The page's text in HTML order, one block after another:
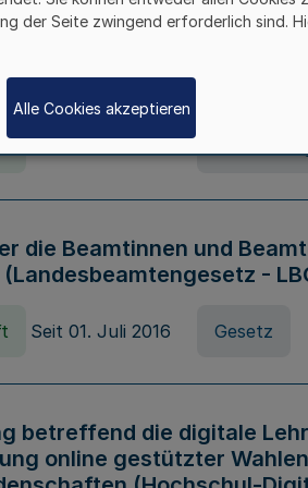
über die
Westfalen
die Beamtinnen und
-
Seit 01. Juli 2016 Gesetz
betreffend die digitale
online gestützter
der Seite zwingend erforderlich sind.
Alle Cookies akzeptieren